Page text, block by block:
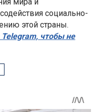
социально-
этой страны.
чтобы не